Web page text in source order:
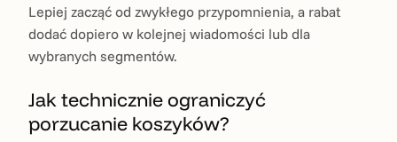
Lepiej zacząć od zwykłego przypomnienia, a rabat
dodać dopiero w kolejnej wiadomości lub dla
wybranych segmentów.
Jak technicznie ograniczyć
porzucanie koszyków?